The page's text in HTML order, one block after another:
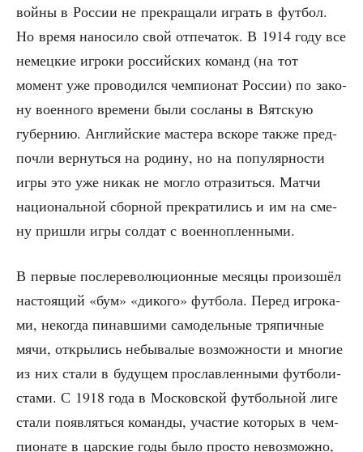
вой­ны в Рос­сии не пре­кра­ща­ли играть в фут­бол.
Но вре­мя нано­си­ло свой отпе­ча­ток. В 1914 году все
немец­кие игро­ки рос­сий­ских команд (на тот
момент уже про­во­дил­ся чем­пи­о­нат Рос­сии) по зако­
ну воен­но­го вре­ме­ни были сосла­ны в Вят­скую
губер­нию. Англий­ские масте­ра вско­ре так­же пред­
по­чли вер­нуть­ся на роди­ну, но на попу­ляр­но­сти
игры это уже никак не мог­ло отра­зить­ся. Мат­чи
наци­о­наль­ной сбор­ной пре­кра­ти­лись и им на сме­
ну при­шли игры сол­дат с военнопленными.
В пер­вые после­ре­во­лю­ци­он­ные меся­цы про­изо­шёл
насто­я­щий «бум» «дико­го» фут­бо­ла. Перед игро­ка­
ми, неко­гда пинав­ши­ми само­дель­ные тря­пич­ные
мячи, откры­лись небы­ва­лые воз­мож­но­сти и мно­гие
из них ста­ли в буду­щем про­слав­лен­ны­ми фут­бо­ли­
ста­ми. С 1918 года в Мос­ков­ской фут­боль­ной лиге
ста­ли появ­лять­ся коман­ды, уча­стие кото­рых в чем­
пи­о­на­те в цар­ские годы было про­сто невоз­мож­но,